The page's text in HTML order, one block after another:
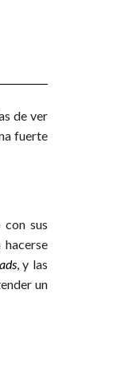
de ver
fuerte
sus
hacerse
, y las
un